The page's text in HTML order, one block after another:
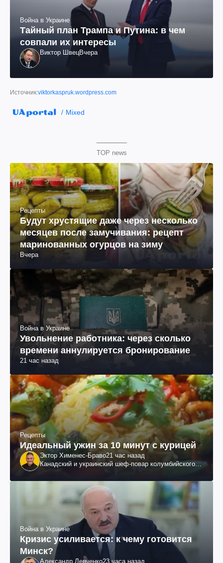
Война в Украине
Тайный план Трампа и Путина: в чем
совпали их интересы
Виктор ШвецВчера
Источник:viktorkaspruk.wordpress.com
Mixed
TOP news
Рецепты
Будут хрустящие даже через несколько
месяцев после замучивания: рецепт
маринованных огурцов на зиму
Вчера
Война в Украине
Увольнение работника: через сколько
времени аннулируется бронирование
21 час назад
Рецепты
Идеальный ужин за 10 минут с курицей
Эктор Хименес-Браво21 час назад
Канадский и украинский шеф-повар колумбийского
Война в Украине
Кризис усиливается: к чему готовится
Минск?
Александр Левченко23 часа назад